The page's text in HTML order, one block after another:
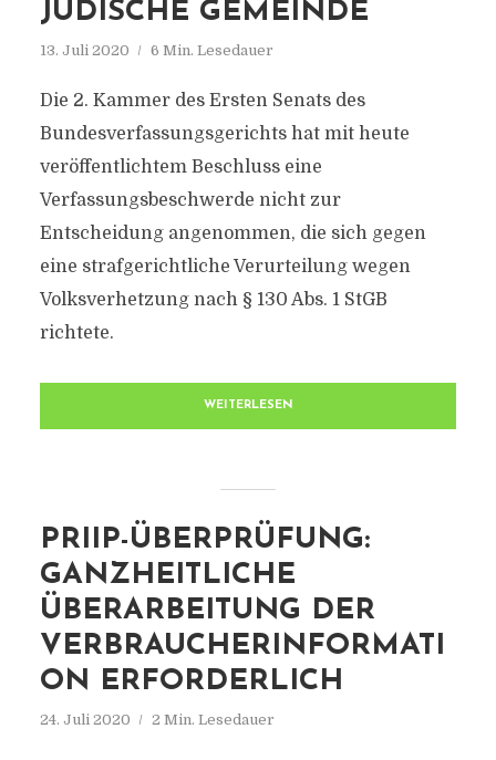
ÜDISCHE GEMEINDE
13. Juli 2020 6 Min. Lesedauer
Die 2. Kammer des Ersten Senats des
Bundesverfassungsgerichts hat mit heute
veröffentlichtem Beschluss eine
Verfassungsbeschwerde nicht zur
Entscheidung angenommen, die sich gegen
eine strafgerichtliche Verurteilung wegen
Volksverhetzung nach § 130 Abs. 1 StGB
richtete.
WEITERLESEN
PRIIP-ÜBERPRÜFUNG:
GANZHEITLICHE
ÜBERARBEITUNG DER
VERBRAUCHERINFORMATI
ON ERFORDERLICH
24. Juli 2020 2 Min. Lesedauer